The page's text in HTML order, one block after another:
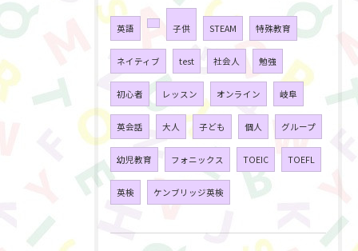
英語 子供 STEAM 特殊教育
ネイティブ test 社会人 勉強
初心者 レッスン オンライン 岐阜
英会話 大人 子ども 個人 グループ
幼児教育 フォニックス TOEIC TOEFL
英検 ケンブリッジ英検